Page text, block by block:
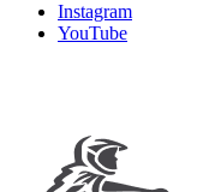
Instagram
YouTube